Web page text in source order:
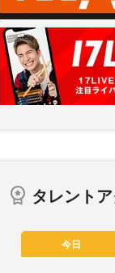
タレント
今日